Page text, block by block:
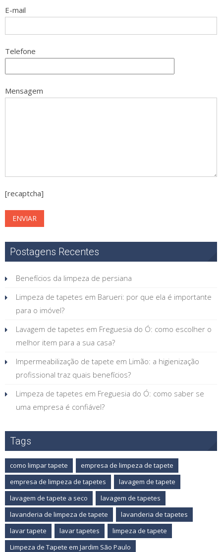
E-mail
Telefone
Mensagem
[recaptcha]
Postagens Recentes
Benefícios da limpeza de persiana
Limpeza de tapetes em Barueri: por que ela é importante
para o imóvel?
Lavagem de tapetes em Freguesia do Ó: como escolher o
melhor item para a sua casa?
Impermeabilização de tapete em Limão: a higienização
profissional traz quais benefícios?
Limpeza de tapetes em Freguesia do Ó: como saber se
uma empresa é confiável?
Tags
como limpar tapete
empresa de limpeza de tapete
empresa de limpeza de tapetes
lavagem de tapete
lavagem de tapete a seco
lavagem de tapetes
lavanderia de limpeza de tapete
lavanderia de tapetes
lavar tapete
lavar tapetes
limpeza de tapete
Limpeza de Tapete em Jardim São Paulo